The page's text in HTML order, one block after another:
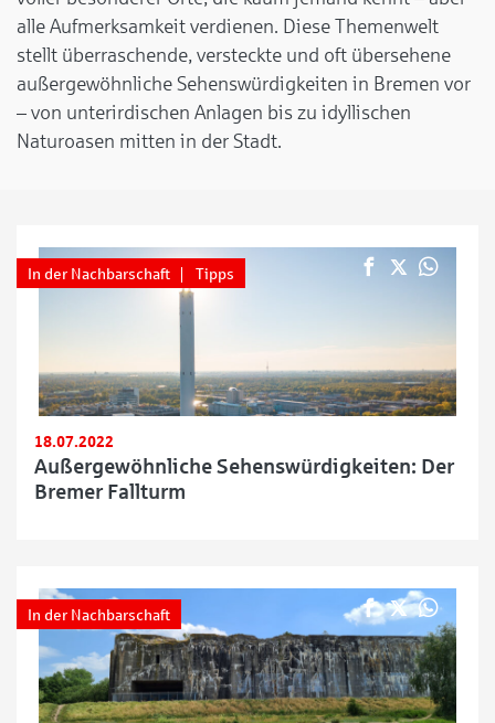
alle Aufmerksamkeit verdienen. Diese Themenwelt
stellt überraschende, versteckte und oft übersehene
außergewöhnliche Sehenswürdigkeiten in Bremen vor
– von unterirdischen Anlagen bis zu idyllischen
Naturoasen mitten in der Stadt.
In der Nachbarschaft Tipps
18.07.2022
Außergewöhnliche Sehenswürdigkeiten: Der
Bremer Fallturm
In der Nachbarschaft